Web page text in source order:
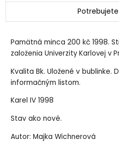
Pamätná minca 200 kč 1998.
založenia Univerzity Karlovej v
Kvalita Bk. Uložené v bublinke.
informačným listom.
Karel IV 1998
Stav ako nové.
Autor: Majka Wichnerová